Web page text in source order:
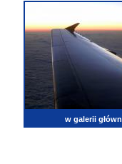
w galerii